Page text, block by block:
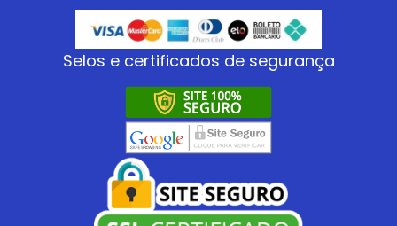
Selos e certificados de segurança